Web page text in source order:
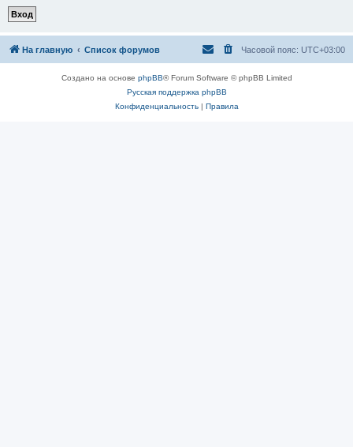
На главную Список форумов Часовой пояс: UTC+03:00
Создано на основе phpBB® Forum Software © phpBB Limited
Русская поддержка phpBB
Конфиденциальность| Правила